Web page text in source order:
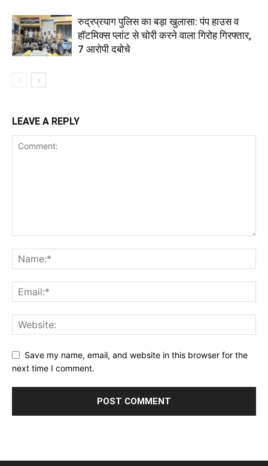
रुद्रप्रयाग पुलिस का बड़ा खुलासा: पंप हाउस व
हॉटमिक्स प्लांट से चोरी करने वाला गिरोह गिरफ्तार,
7 आरोपी दबोचे
LEAVE A REPLY
Save my name, email, and website in this browser for the
next time I comment.